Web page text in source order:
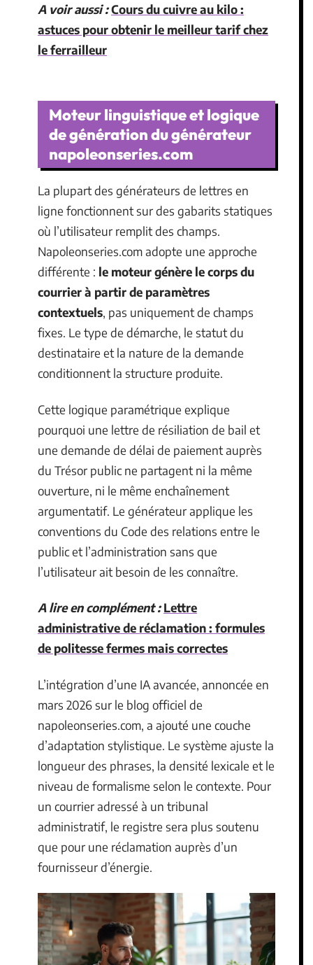
A voir aussi :Cours du cuivre au kilo :
astuces pour obtenir le meilleur tarif chez
le ferrailleur
Moteur linguistique et logique
de génération du générateur
napoleonseries.com
La plupart des générateurs de lettres en
ligne fonctionnent sur des gabarits statiques
où l’utilisateur remplit des champs.
Napoleonseries.com adopte une approche
différente : le moteur génère le corps du
courrier à partir de paramètres
contextuels, pas uniquement de champs
fixes. Le type de démarche, le statut du
destinataire et la nature de la demande
conditionnent la structure produite.
Cette logique paramétrique explique
pourquoi une lettre de résiliation de bail et
une demande de délai de paiement auprès
du Trésor public ne partagent ni la même
ouverture, ni le même enchaînement
argumentatif. Le générateur applique les
conventions du Code des relations entre le
public et l’administration sans que
l’utilisateur ait besoin de les connaître.
A lire en complément : Lettre
administrative de réclamation : formules
de politesse fermes mais correctes
L’intégration d’une IA avancée, annoncée en
mars 2026 sur le blog officiel de
napoleonseries.com, a ajouté une couche
d’adaptation stylistique. Le système ajuste la
longueur des phrases, la densité lexicale et le
niveau de formalisme selon le contexte. Pour
un courrier adressé à un tribunal
administratif, le registre sera plus soutenu
que pour une réclamation auprès d’un
fournisseur d’énergie.